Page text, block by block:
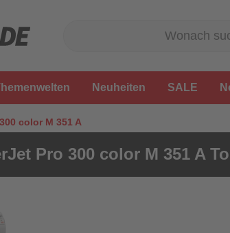
Neuheiten SALE
color M 351 A
Pro 300 color M 351 A